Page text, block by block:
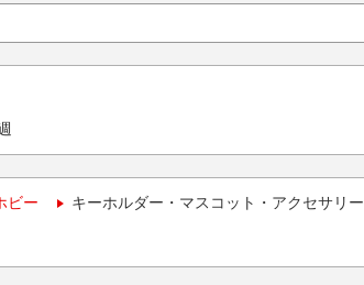
ビー キーホルダー・マスコット・アクセサリー